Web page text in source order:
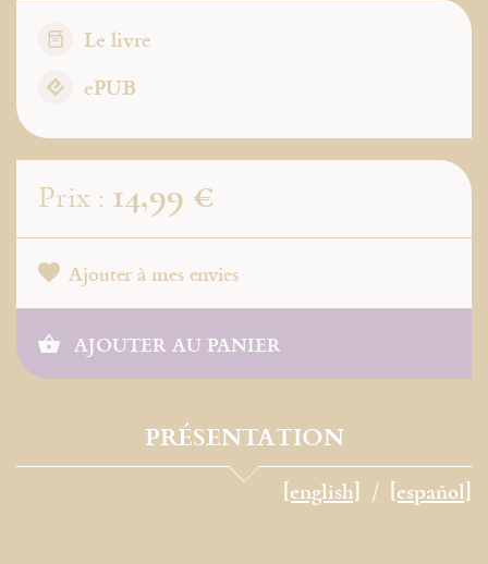
Le livre
ePUB
Prix : 14,99 €
Ajouter à mes envies
AJOUTER AU PANIER
PRÉSENTATION
[english] [español]